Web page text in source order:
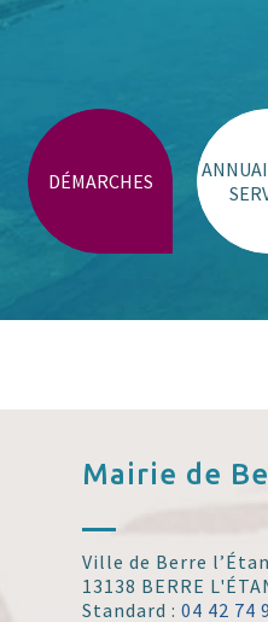
DÉMARCHES
Mairie de
Ville de Berre
13138 BERRE
Standard :04 42 74